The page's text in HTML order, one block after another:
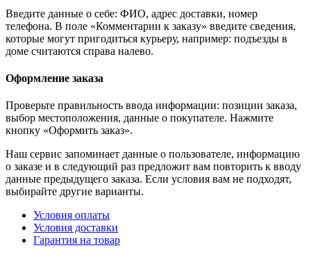
Введите данные о себе: ФИО, адрес доставки, номер
телефона. В поле «Комментарии к заказу» введите сведения,
которые могут пригодиться курьеру, например: подъезды в
доме считаются справа налево.
Оформление заказа
Проверьте правильность ввода информации: позиции заказа,
выбор местоположения, данные о покупателе. Нажмите
кнопку «Оформить заказ».
Наш сервис запоминает данные о пользователе, информацию
о заказе и в следующий раз предложит вам повторить к вводу
данные предыдущего заказа. Если условия вам не подходят,
выбирайте другие варианты.
Условия оплаты
Условия доставки
Гарантия на товар